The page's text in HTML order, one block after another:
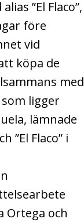
”El Flaco”,
före
vid
köpa de
med
ligger
lämnade
”El Flaco” i
Ortega och